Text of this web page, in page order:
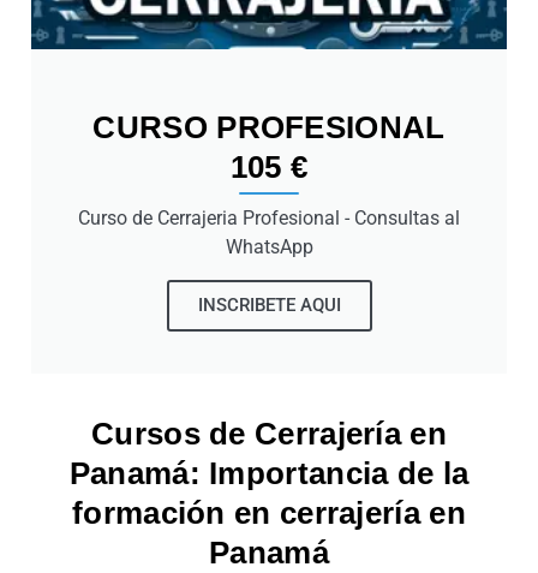
CURSO PROFESIONAL
105 €
Curso de Cerrajeria Profesional - Consultas al
WhatsApp
INSCRIBETE AQUI
Cursos de Cerrajería en
Panamá: Importancia de la
formación en cerrajería en
Panamá